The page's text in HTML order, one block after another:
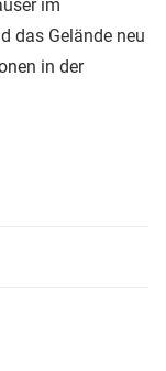
im
das Gelände neu
in der